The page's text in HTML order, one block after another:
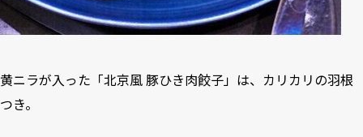
黄ニラが入った「北京風 豚ひき肉餃子」は、カリカリの羽根
つき。